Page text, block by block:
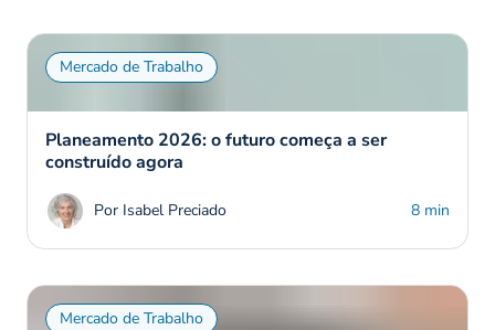
Mercado de Trabalho
Planeamento 2026: o futuro começa a ser
construído agora
Por Isabel Preciado 8 min
Mercado de Trabalho